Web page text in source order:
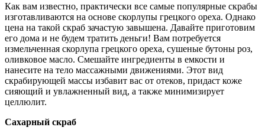
Как вам известно, практически все самые популярные скрабы
изготавливаются на основе скорлупы грецкого ореха. Однако
цена на такой скраб зачастую завышена. Давайте приготовим
его дома и не будем тратить деньги! Вам потребуется
измельченная скорлупа грецкого ореха, сушеные бутоны роз,
оливковое масло. Смешайте ингредиенты в емкости и
нанесите на тело массажными движениями. Этот вид
скрабирующей массы избавит вас от отеков, придаст коже
сияющий и увлажненный вид, а также минимизирует
целлюлит.
Сахарный скраб